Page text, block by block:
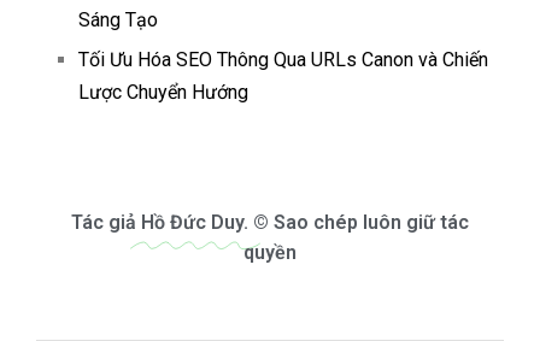
Sáng Tạo
Tối Ưu Hóa SEO Thông Qua URLs Canon và Chiến
Lược Chuyển Hướng
Tác giả Hồ Đức Duy. © Sao chép luôn giữ tác
quyền